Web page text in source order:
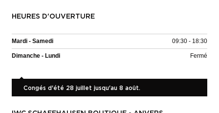
HEURES D'OUVERTURE
Mardi - Samedi 09:30 - 18:30
Dimanche - Lundi Fermé
Congés d'été 28 juillet jusqu'au 8 août.